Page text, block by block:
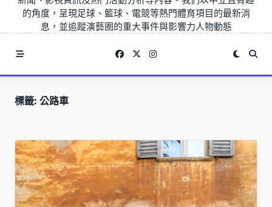
的角度，呈現足球、籃球、電競等熱門體育項目的最新消
息，並追蹤演藝圈的重大事件與影響力人物動態
標籤: 公路車